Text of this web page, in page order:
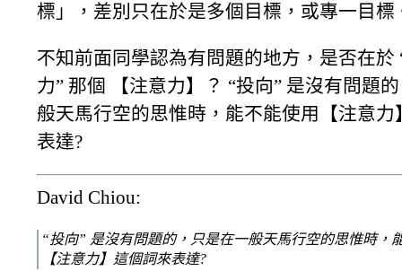
標」，差別只在於是多個目標，或專一目標
不知前面同學認為有問題的地方，是否在於
力” 那個 【注意力】？ “投向” 是沒有問題
般天馬行空的思惟時，能不能使用【注意力
表達?
David Chiou:
“投向” 是沒有問題的，只是在一般天馬行空的思惟時，
【注意力】這個詞來表達?